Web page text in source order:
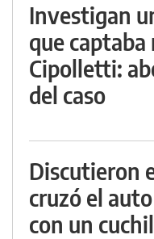
Investigan
que captaba
Cipolletti:
del caso
Discutieron
cruzó el
con un